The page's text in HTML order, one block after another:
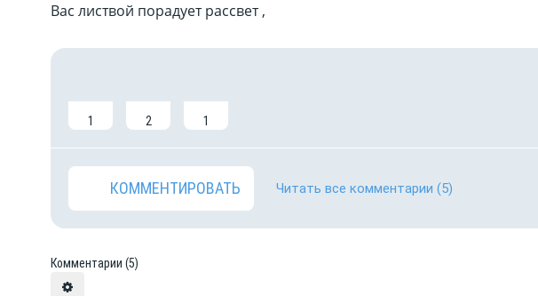
Вас листвой порадует рассвет ,
1 2 1
КОММЕНТИРОВАТЬ Читать все комментарии (5)
Комментарии (5)